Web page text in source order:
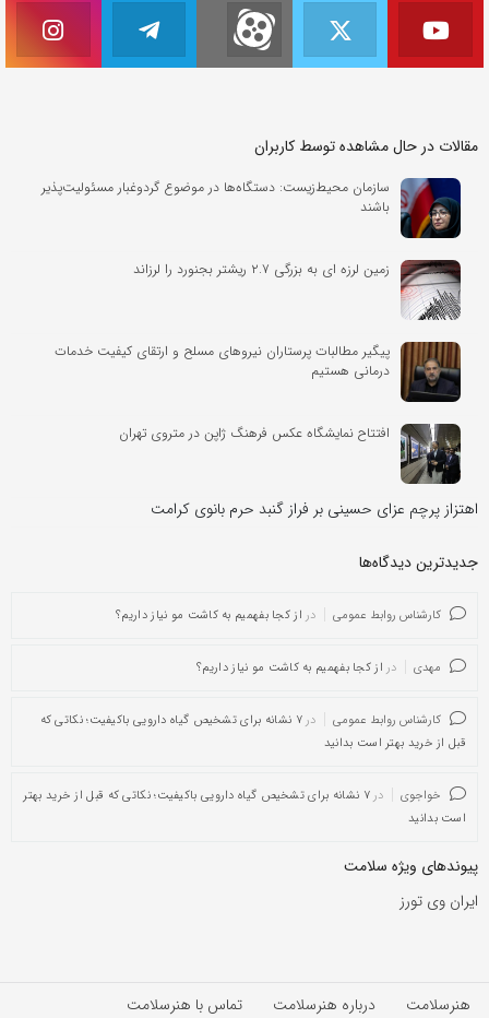
مقالات در حال مشاهده توسط کاربران
سازمان محیط‌زیست: دستگاه‌ها در موضوع گردوغبار مسئولیت‌پذیر
باشند
زمین لرزه ای به بزرگی‌ ۲.۷ ریشتر بجنورد را لرزاند
پیگیر مطالبات پرستاران نیروهای مسلح و ارتقای کیفیت خدمات
درمانی هستیم
افتتاح نمایشگاه عکس فرهنگ ژاپن در متروی تهران
اهتزاز پرچم عزای حسینی بر فراز گنبد حرم بانوی کرامت
جدیدترین دیدگاه‌‌ها
کارشناس روابط عمومی در از کجا بفهمیم به کاشت مو نیاز داریم؟
مهدی در از کجا بفهمیم به کاشت مو نیاز داریم؟
کارشناس روابط عمومی در
۷ نشانه برای تشخیص گیاه دارویی باکیفیت؛ نکاتی که
قبل از خرید بهتر است بدانید
خواجوی در
۷ نشانه برای تشخیص گیاه دارویی باکیفیت؛ نکاتی که قبل از خرید بهتر
است بدانید
پیوندهای ویژه سلامت
ایران وی تورز
هنرسلامت درباره هنرسلامت
تماس با هنرسلامت